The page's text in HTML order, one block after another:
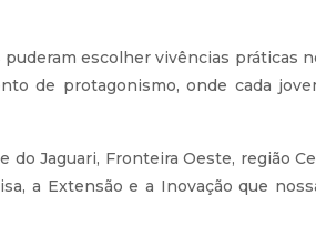
escolher vivências práticas
de protagonismo, onde cada
Jaguari, Fronteira Oeste, região
a Extensão e a Inovação que